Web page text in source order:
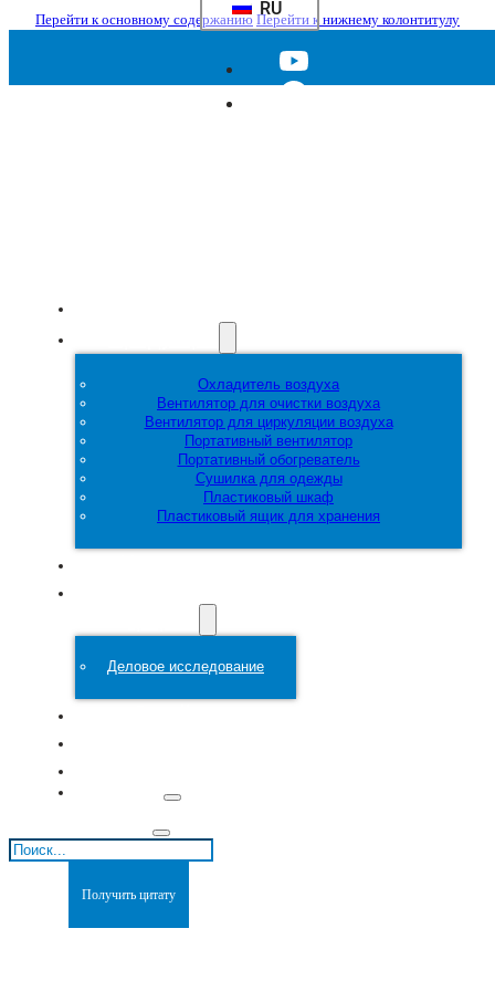
Перейти к основному содержанию Перейти к нижнему колонтитулу
RU
Охладитель воздуха
Вентилятор для очистки воздуха
Вентилятор для циркуляции воздуха
Портативный вентилятор
Портативный обогреватель
Сушилка для одежды
Пластиковый шкаф
Пластиковый ящик для хранения
Деловое исследование
Поиск
Получить цитату